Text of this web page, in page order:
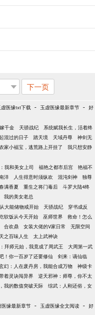
下一页
虚医缘txt下载 - 玉虚医缘最新章节 - 好
千金 天骄战纪
系统赋我长生，活着终
混过的日子 踏天境 天域丹尊
神剑无
家小福宝，逃荒路上开挂了
我只想安静
我和美女上司 福艳之都市后宫
艳福不
洋 人生得意时须纵欢 混沌剑神
独尊
满香夏 重生之将门毒后
斗罗大陆4终
我的美女老总
大能储物戒开始 天骄战纪
穿书成反
软饭从今天开始 巫师世界
救命！怎么
合欢鼎 女装大佬的V家日常
无限空间
之百味人生 太上武神诀
拜师元始，我竟成了周武王
大周第一武
！你一百岁了还要修仙
剑来：谪仙临
幻：人在废丹房，我能合成万物
神级卡
着灵诀闯异界
逆天邪神：师尊，你不太
我的数值突破天际
综武：人刚还俗，女
医缘最新章节 - 玉虚医缘全文阅读 - 好